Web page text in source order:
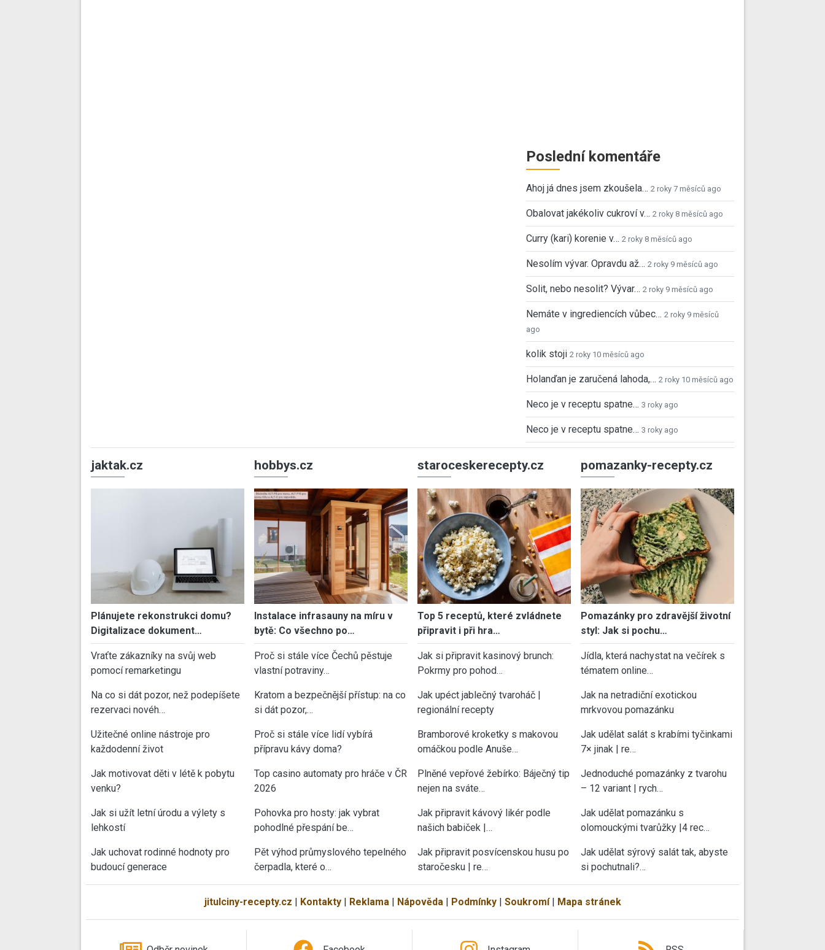
Poslední komentáře
Ahoj já dnes jsem zkoušela… 2 roky 7 měsíců ago
Obalovat jakékoliv cukroví v… 2 roky 8 měsíců ago
Curry (kari) korenie v… 2 roky 8 měsíců ago
Nesolím vývar. Opravdu až… 2 roky 9 měsíců ago
Solit, nebo nesolit? Vývar… 2 roky 9 měsíců ago
Nemáte v ingrediencích vůbec… 2 roky 9 měsíců
ago
kolik stoji 2 roky 10 měsíců ago
Holanďan je zaručená lahoda,… 2 roky 10 měsíců ago
Neco je v receptu spatne… 3 roky ago
Neco je v receptu spatne… 3 roky ago
jaktak.cz
Plánujete rekonstrukci domu?
Digitalizace dokument…
Vraťte zákazníky na svůj web
pomocí remarketingu
Na co si dát pozor, než podepíšete
rezervaci novéh…
Užitečné online nástroje pro
každodenní život
Jak motivovat děti v létě k pobytu
venku?
Jak si užít letní úrodu a výlety s
lehkostí
Jak uchovat rodinné hodnoty pro
budoucí generace
hobbys.cz
Instalace infrasauny na míru v
bytě: Co všechno po…
Proč si stále více Čechů pěstuje
vlastní potraviny…
Kratom a bezpečnější přístup: na co
si dát pozor,…
Proč si stále více lidí vybírá
přípravu kávy doma?
Top casino automaty pro hráče v ČR
2026
Pohovka pro hosty: jak vybrat
pohodlné přespání be…
Pět výhod průmyslového tepelného
čerpadla, které o…
staroceskerecepty.cz
Top 5 receptů, které zvládnete
připravit i při hra…
Jak si připravit kasinový brunch:
Pokrmy pro pohod…
Jak upéct jablečný tvaroháč |
regionální recepty
Bramborové kroketky s makovou
omáčkou podle Anuše…
Plněné vepřové žebírko: Báječný tip
nejen na sváte…
Jak připravit kávový likér podle
našich babiček |…
Jak připravit posvícenskou husu po
staročesku | re…
pomazanky-recepty.cz
Pomazánky pro zdravější životní
styl: Jak si pochu…
Jídla, která nachystat na večírek s
tématem online…
Jak na netradiční exotickou
mrkvovou pomazánku
Jak udělat salát s krabími tyčinkami
7× jinak | re…
Jednoduché pomazánky z tvarohu
– 12 variant | rych…
Jak udělat pomazánku s
olomouckými tvarůžky |4 rec…
Jak udělat sýrový salát tak, abyste
si pochutnali?…
jitulciny-recepty.cz | Kontakty| Reklama| Nápověda| Podmínky| Soukromí| Mapa stránek